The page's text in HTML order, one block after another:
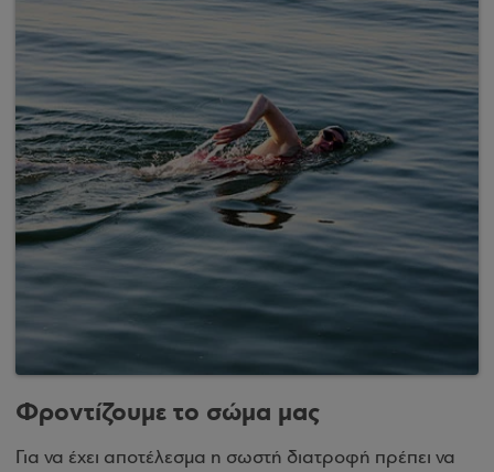
Φροντίζουμε το σώμα μας
Για να έχει αποτέλεσμα η σωστή διατροφή πρέπει να